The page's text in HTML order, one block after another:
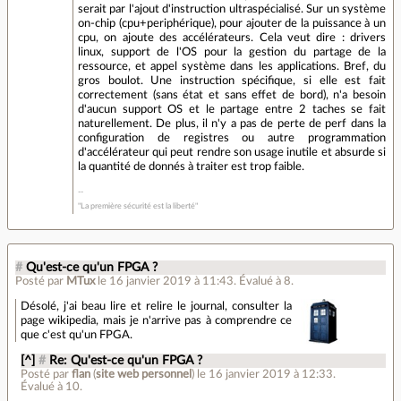
serait par l'ajout d'instruction ultraspécialisé. Sur un système
on-chip (cpu+periphérique), pour ajouter de la puissance à un
cpu, on ajoute des accélérateurs. Cela veut dire : drivers
linux, support de l'OS pour la gestion du partage de la
ressource, et appel système dans les applications. Bref, du
gros boulot. Une instruction spécifique, si elle est fait
correctement (sans état et sans effet de bord), n'a besoin
d'aucun support OS et le partage entre 2 taches se fait
naturellement. De plus, il n'y a pas de perte de perf dans la
configuration de registres ou autre programmation
d'accélérateur qui peut rendre son usage inutile et absurde si
la quantité de donnés à traiter est trop faible.
"La première sécurité est la liberté"
# Qu'est-ce qu'un FPGA ?
Posté par MTux le 16 janvier 2019 à 11:43. Évalué à 8.
Désolé, j'ai beau lire et relire le journal, consulter la
page wikipedia, mais je n'arrive pas à comprendre ce
que c'est qu'un FPGA.
[^] # Re: Qu'est-ce qu'un FPGA ?
Posté parflan (site web personnel ) le 16 janvier 2019 à 12:33.
Évalué à 10.